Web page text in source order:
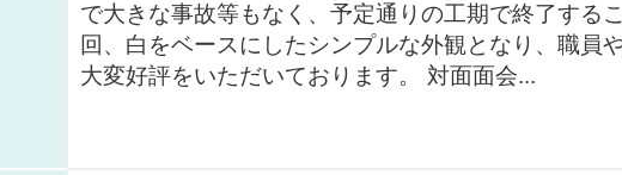
で大きな事故等もなく、予定通りの工期で終了する
回、白をベースにしたシンプルな外観となり、職員
大変好評をいただいております。 対面面会...